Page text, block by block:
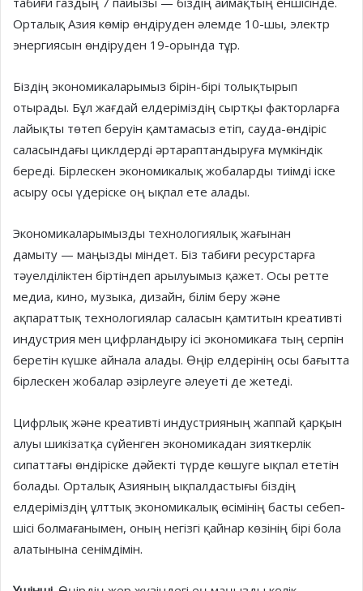
Орталық Азия көмір өнді­ру­ден әлемде 10-шы, электр
энергиясын өндіруден 19-орында тұр.
Біздің экономикаларымыз бірін-бірі толықтырып
отырады. Бұл жағ­­дай елдеріміздің сыртқы фак­­­тор­ларға
лайықты төтеп бе­руін қам­там­а­сыз етіп, сауда-өнді­ріс
сала­сында­ғы цикл­дерді әртарап­танды­руға мүмкіндік
береді. Бірлескен эко­­но­микалық жобаларды тиімді іске
асы­ру осы үдеріске оң ықпал ете алады.
Экономикаларымызды техноло­гия­лық жағынан
дамыту — маңызды міндет. Біз табиғи ресурстарға
тәуел­діліктен біртіндеп арылуымыз қажет. Осы ретте
медиа, кино, музыка, дизайн, білім беру және
ақпараттық тех­нологиялар саласын қамтитын креативті
индустрия мен цифрландыру ісі экономикаға тың серпін
беретін күшке айнала алады. Өңір елдерінің осы бағытта
бірлескен жобалар әзірлеуге әлеуеті де жетеді.
Цифрлық және креативті индус­трия­ның жаппай қарқын
алуы ши­кізатқа сүйенген экономикадан зият­­керлік
сипаттағы өндіріске дәйек­ті түрде көшуге ықпал ете­тін
бола­ды. Ор­­талық Азияның ық­пал­дас­ты­ғы біз­­дің
елдеріміздің ұлт­тық эконо­ми­­ка­лық өсімінің басты себеп­
шісі бол­ма­ғанымен, оның негізгі қай­нар көзінің бірі бола
алатынына сенім­дімін.